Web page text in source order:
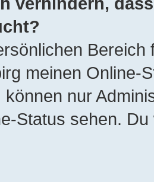
meinen Online-
können nur
Status sehen.